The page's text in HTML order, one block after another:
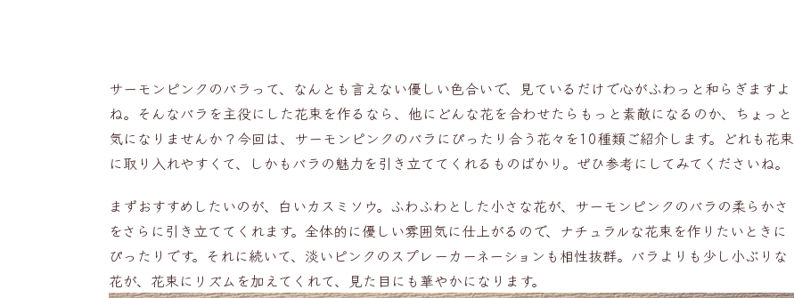
サーモンピンクのバラって、なんとも言えない優しい色合いで、見ているだけで心がふわっと和らぎますよ
ね。そんなバラを主役にした花束を作るなら、他にどんな花を合わせたらもっと素敵になるのか、ちょっと
気になりませんか？今回は、サーモンピンクのバラにぴったり合う花々を10種類ご紹介します。どれも花束
に取り入れやすくて、しかもバラの魅力を引き立ててくれるものばかり。ぜひ参考にしてみてくださいね。
まずおすすめしたいのが、白いカスミソウ。ふわふわとした小さな花が、サーモンピンクのバラの柔らかさ
をさらに引き立ててくれます。全体的に優しい雰囲気に仕上がるので、ナチュラルな花束を作りたいときに
ぴったりです。それに続いて、淡いピンクのスプレーカーネーションも相性抜群。バラよりも少し小ぶりな
花が、花束にリズムを加えてくれて、見た目にも華やかになります。